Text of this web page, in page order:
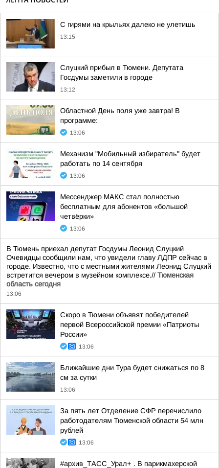
С гирями на крыльях далеко не улетишь
13:15
Слуцкий прибыл в Тюмени. Депутата
Госдумы заметили в городе
13:12
Областной День поля уже завтра! В
программе:
13:06
Механизм "Мобильный избиратель" будет
работать по 14 сентября
13:06
Мессенджер MАКС стал полностью
бесплатным для абонентов «большой
четвёрки»
13:06
В Тюмень приехал депутат Госдумы Леонид Слуцкий
Очевидцы сообщили нам, что увидели главу ЛДПР сейчас в
городе. Известно, что с местными жителями Леонид Слуцкий
встретится вечером в музейном комплексе.// Тюменская
область сегодня
13:06
Скоро в Тюмени объявят победителей
первой Всероссийской премии «Патриоты
России»
13:06
Ближайшие дни Тура будет снижаться по 8
см за сутки
13:06
За пять лет Отделение СФР перечислило
работодателям Тюменской области 54 млн
рублей
13:06
#архив_ТАСС_Урал+ . В парикмахерской